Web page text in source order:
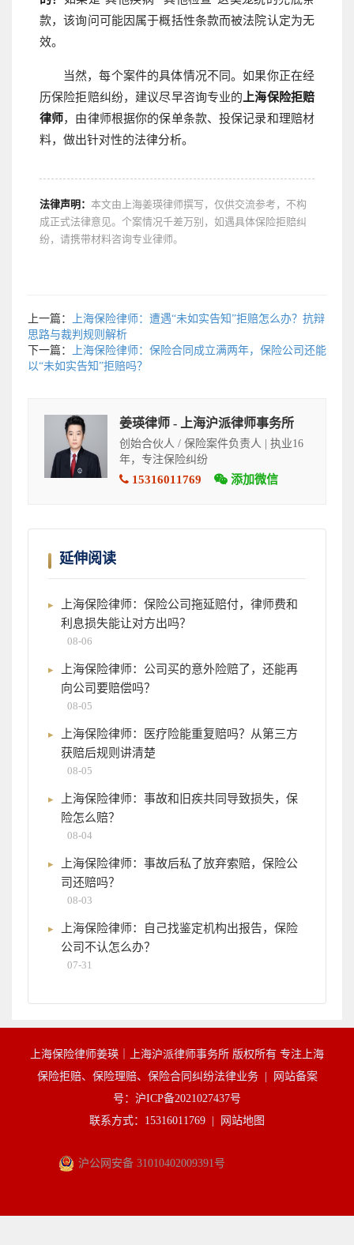
款，该询问可能因属于概括性条款而被法院认定为无
效。
当然，每个案件的具体情况不同。如果你正在经
历保险拒赔纠纷，建议尽早咨询专业的上海保险拒赔
律师，由律师根据你的保单条款、投保记录和理赔材
料，做出针对性的法律分析。
法律声明： 本文由上海姜瑛律师撰写，仅供交流参考，不构
成正式法律意见。个案情况千差万别，如遇具体保险拒赔纠
纷，请携带材料咨询专业律师。
上一篇：
上海保险律师：遭遇“未如实告知”拒赔怎么办？抗辩
思路与裁判规则解析
下一篇：
上海保险律师：保险合同成立满两年，保险公司还能
以“未如实告知”拒赔吗？
姜瑛律师 - 上海沪派律师事务所
创始合伙人 / 保险案件负责人 | 执业16
年，专注保险纠纷
15316011769 添加微信
延伸阅读
上海保险律师：保险公司拖延赔付，律师费和
利息损失能让对方出吗？
08-06
上海保险律师：公司买的意外险赔了，还能再
向公司要赔偿吗？
08-05
上海保险律师：医疗险能重复赔吗？从第三方
获赔后规则讲清楚
08-05
上海保险律师：事故和旧疾共同导致损失，保
险怎么赔？
08-04
上海保险律师：事故后私了放弃索赔，保险公
司还赔吗？
08-03
上海保险律师：自己找鉴定机构出报告，保险
公司不认怎么办？
07-31
上海保险律师姜瑛｜上海沪派律师事务所 版权所有 专注上海
保险拒赔、保险理赔、保险合同纠纷法律业务 |
网站备案
号：沪ICP备2021027437号
联系方式：15316011769 |
网站地图
沪公网安备 31010402009391号